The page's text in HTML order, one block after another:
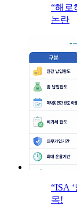
“해로
논란
“ISA
목!